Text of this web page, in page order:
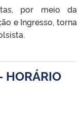
por meio da
e Ingresso, torna
HORÁRIO